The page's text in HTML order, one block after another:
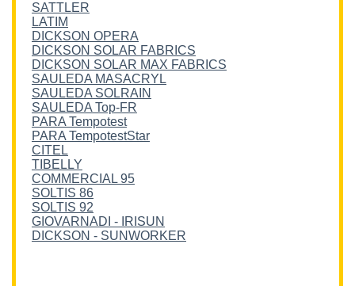
SATTLER
LATIM
DICKSON OPERA
DICKSON SOLAR FABRICS
DICKSON SOLAR MAX FABRICS
SAULEDA MASACRYL
SAULEDA SOLRAIN
SAULEDA Top-FR
PARA Tempotest
PARA TempotestStar
CITEL
TIBELLY
COMMERCIAL 95
SOLTIS 86
SOLTIS 92
GIOVARNADI - IRISUN
DICKSON - SUNWORKER